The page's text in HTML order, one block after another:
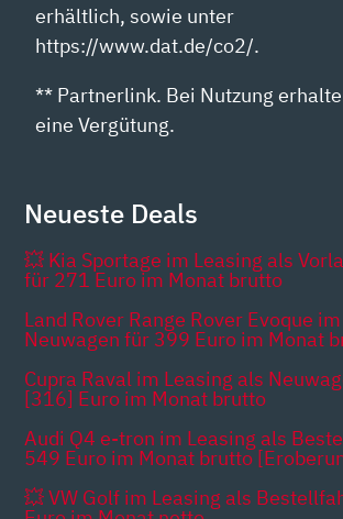
erhältlich, sowie unter
https://www.dat.de/co2/.
** Partnerlink. Bei Nutzung
eine Vergütung.
Neueste Deals
💥 Kia Sportage im Leasing als
für 271 Euro im Monat brutto
Land Rover Range Rover Evoque
Neuwagen für 399 Euro im Monat
Cupra Raval im Leasing als
[316] Euro im Monat brutto
Audi Q4 e-tron im Leasing als
549 Euro im Monat brutto
💥 VW Golf im Leasing als